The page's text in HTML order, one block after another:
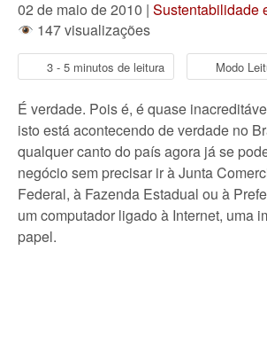
02 de maio de 2010 | Sustentabilidade
147 visualizações
3 - 5 minutos de leitura Modo
É verdade. Pois é, é quase
isto está acontecendo de verdade no
qualquer canto do país agora já se
negócio sem precisar ir à Junta
Federal, à Fazenda Estadual ou à
um computador ligado à Internet, uma
papel.